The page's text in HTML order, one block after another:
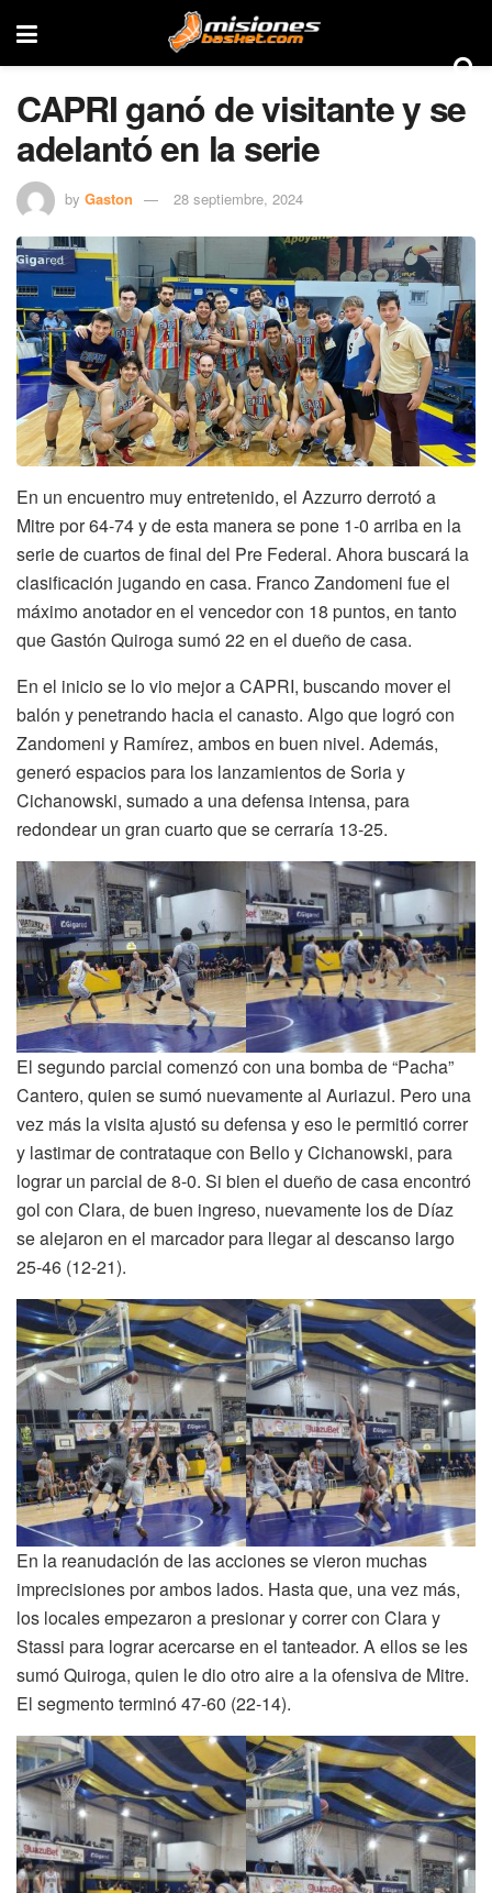
CAPRI ganó de visitante y se
adelantó en la serie
by Gaston 28 septiembre, 2024
En un encuentro muy entretenido, el Azzurro derrotó a
Mitre por 64-74 y de esta manera se pone 1-0 arriba en la
serie de cuartos de final del Pre Federal. Ahora buscará la
clasificación jugando en casa. Franco Zandomeni fue el
máximo anotador en el vencedor con 18 puntos, en tanto
que Gastón Quiroga sumó 22 en el dueño de casa.
En el inicio se lo vio mejor a CAPRI, buscando mover el
balón y penetrando hacia el canasto. Algo que logró con
Zandomeni y Ramírez, ambos en buen nivel. Además,
generó espacios para los lanzamientos de Soria y
Cichanowski, sumado a una defensa intensa, para
redondear un gran cuarto que se cerraría 13-25.
El segundo parcial comenzó con una bomba de “Pacha”
Cantero, quien se sumó nuevamente al Auriazul. Pero una
vez más la visita ajustó su defensa y eso le permitió correr
y lastimar de contrataque con Bello y Cichanowski, para
lograr un parcial de 8-0. Si bien el dueño de casa encontró
gol con Clara, de buen ingreso, nuevamente los de Díaz
se alejaron en el marcador para llegar al descanso largo
25-46 (12-21).
En la reanudación de las acciones se vieron muchas
imprecisiones por ambos lados. Hasta que, una vez más,
los locales empezaron a presionar y correr con Clara y
Stassi para lograr acercarse en el tanteador. A ellos se les
sumó Quiroga, quien le dio otro aire a la ofensiva de Mitre.
El segmento terminó 47-60 (22-14).